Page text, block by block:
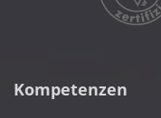
Kompetenzen